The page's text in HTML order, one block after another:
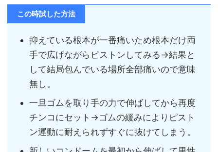
この時試した方法
抑えている根本が一番痛いため根本だけ両
手で広げながらピストンしてみる→結果と
して結局包んでいる場所全部痛いので意味
無し。
一旦ゴムを取り手の力で伸ばしてから再度
チンコにセット→ゴムの緩みによりピスト
ン運動に耐えられずすぐに抜けてしまう。